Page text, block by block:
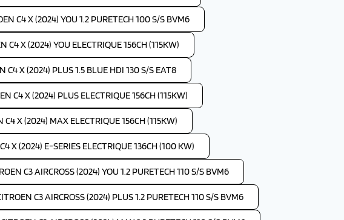
C4 X (2024) YOU 1.2 PURETECH 100 S/S BVM6
C4 X (2024) YOU ELECTRIQUE 156CH (115KW)
C4 X (2024) PLUS 1.5 BLUE HDI 130 S/S EAT8
C4 X (2024) PLUS ELECTRIQUE 156CH (115KW)
X (2024) MAX ELECTRIQUE 156CH (115KW)
X (2024) E-SERIES ELECTRIQUE 136CH (100 KW)
C3 AIRCROSS (2024) YOU 1.2 PURETECH 110 S/S BVM6
C3 AIRCROSS (2024) PLUS 1.2 PURETECH 110 S/S BVM6